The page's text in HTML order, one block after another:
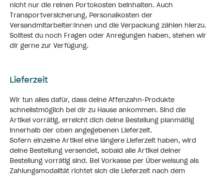
nicht nur die reinen Portokosten beinhalten. Auch
Transportversicherung, Personalkosten der
Versandmitarbeiter:innen und die Verpackung zählen hierzu.
Solltest du noch Fragen oder Anregungen haben, stehen wir
dir gerne zur Verfügung.
Lieferzeit
Wir tun alles dafür, dass deine Affenzahn-Produkte
schnellstmöglich bei dir zu Hause ankommen. Sind die
Artikel vorrätig, erreicht dich deine Bestellung planmäßig
innerhalb der oben angegebenen Lieferzeit.
Sofern einzelne Artikel eine längere Lieferzeit haben, wird
deine Bestellung versendet, sobald alle Artikel deiner
Bestellung vorrätig sind. Bei Vorkasse per Überweisung als
Zahlungsmodalität richtet sich die Lieferzeit nach dem